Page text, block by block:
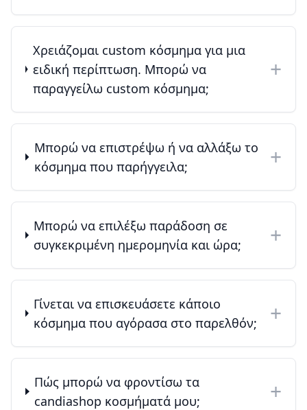
Χρειάζομαι custom κόσμημα για μια
ειδική περίπτωση. Μπορώ να
παραγγείλω custom κόσμημα;
+
Μπορώ να επιστρέψω ή να αλλάξω το
κόσμημα που παρήγγειλα;
+
Μπορώ να επιλέξω παράδοση σε
συγκεκριμένη ημερομηνία και ώρα;
+
Γίνεται να επισκευάσετε κάποιο
κόσμημα που αγόρασα στο παρελθόν;
+
Πώς μπορώ να φροντίσω τα
candiashop κοσμήματά μου;
+